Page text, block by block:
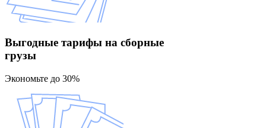
Выгодные тарифы на сборные
грузы
Экономьте до 30%